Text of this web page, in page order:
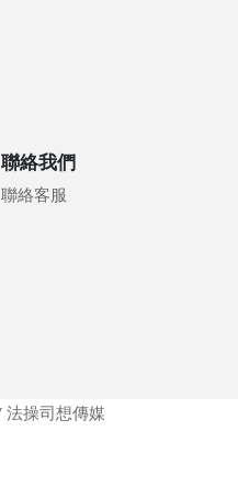
聯絡我們
聯絡客服
法操司想傳媒